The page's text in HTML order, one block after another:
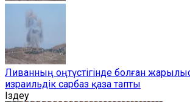
Ливанның оңтүстігінде болған
израильдік сарбаз қаза тапты
Іздеу